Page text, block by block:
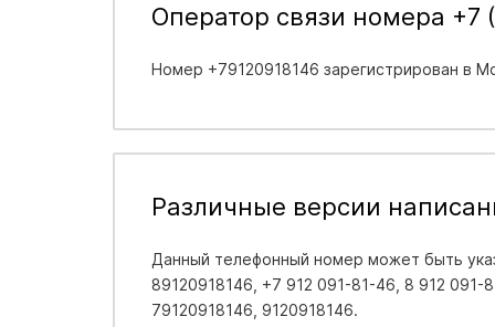
Оператор связи номера +7
Номер +79120918146 зарегистрирован в
Различные версии
Данный телефонный номер может быть
89120918146, +7 912 091-81-46, 8 912
79120918146, 9120918146.